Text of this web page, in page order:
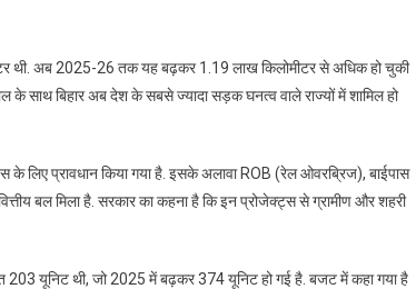
थी. अब 2025-26 तक यह बढ़कर 1.19 लाख किलोमीटर से अधिक हो चुकी
साथ बिहार अब देश के सबसे ज्यादा सड़क घनत्व वाले राज्यों में शामिल हो
लिए प्रावधान किया गया है. इसके अलावा ROB (रेल ओवरब्रिज), बाईपास
बल मिला है. सरकार का कहना है कि इन प्रोजेक्ट्स से ग्रामीण और शहरी
203 यूनिट थी, जो 2025 में बढ़कर 374 यूनिट हो गई है. बजट में कहा गया है